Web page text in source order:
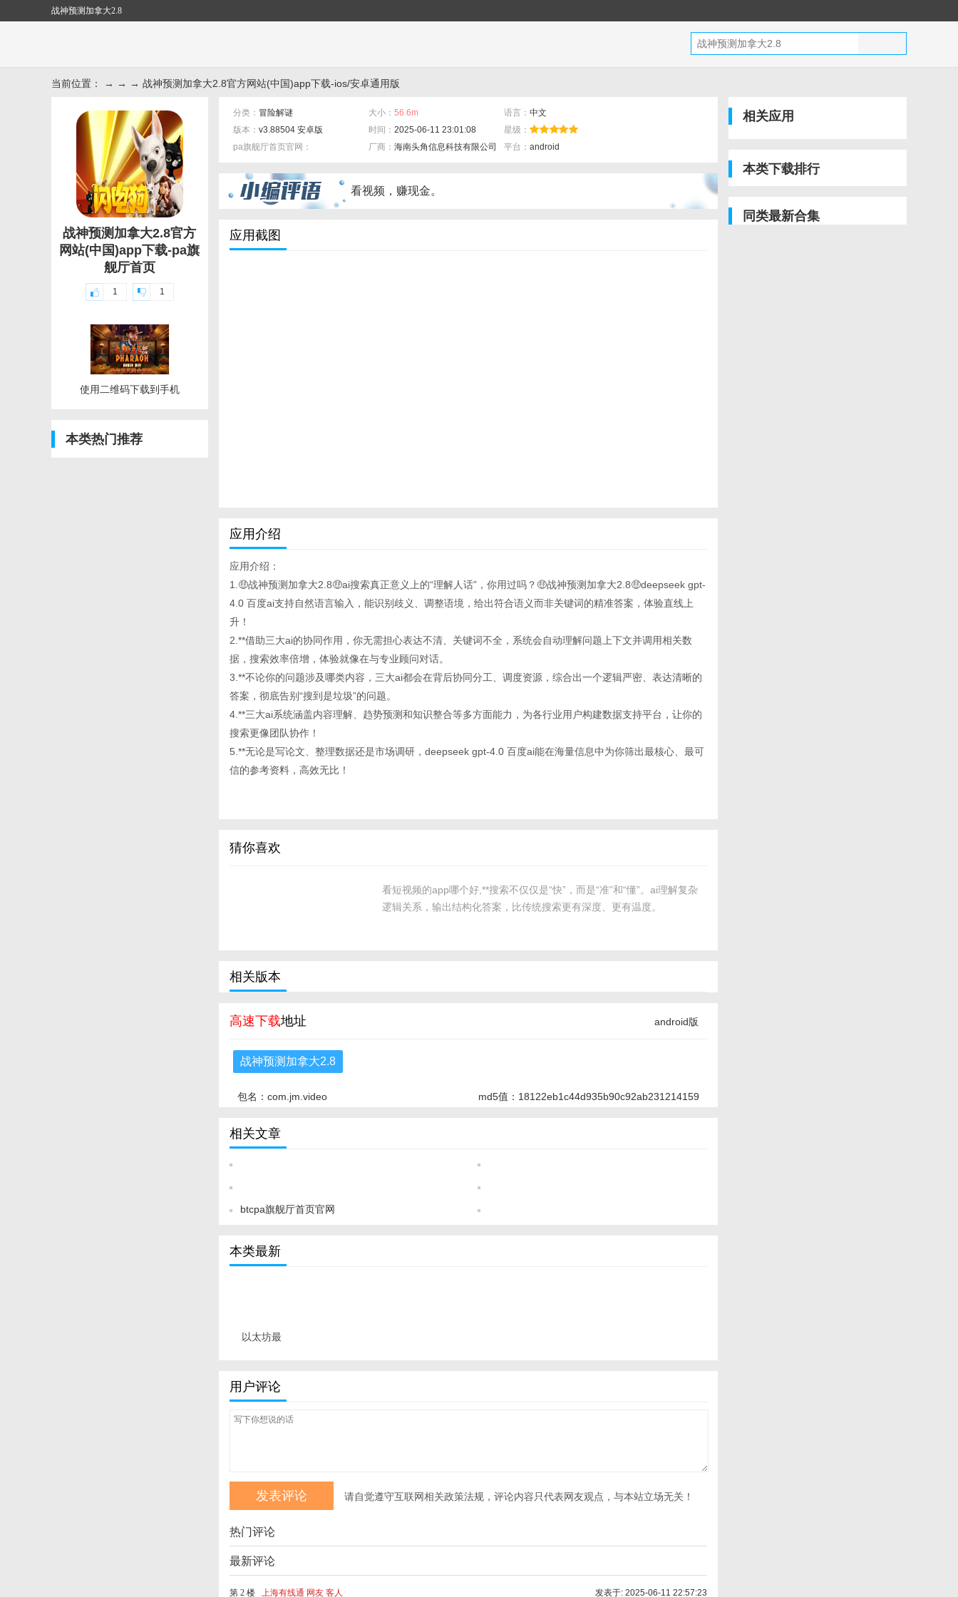
战神预测加拿大2.8
当前位置： → → → 战神预测加拿大2.8官方网站(中国)app下载-ios/安卓通用版
战神预测加拿大2.8官方
网站(中国)app下载-pa旗
舰厅首页
1 1
使用二维码下载到手机
本类热门推荐
分类： 冒险解谜 大小： 56.6m 语言： 中文
版本： v3.88504 安卓版 时间： 2025-06-11 23:01:08
星级：
pa旗舰厅首页官网：
厂商： 海南头角信息科技有限公司 平台： android
看视频，赚现金。
应用截图
应用介绍
应用介绍：
1.🤑战神预测加拿大2.8🤑ai搜索真正意义上的“理解人话”，你用过吗？🤑战神预测加拿大2.8🤑deepseek gpt-
4.0 百度ai支持自然语言输入，能识别歧义、调整语境，给出符合语义而非关键词的精准答案，体验直线上
升！
2.**借助三大ai的协同作用，你无需担心表达不清、关键词不全，系统会自动理解问题上下文并调用相关数
据，搜索效率倍增，体验就像在与专业顾问对话。
3.**不论你的问题涉及哪类内容，三大ai都会在背后协同分工、调度资源，综合出一个逻辑严密、表达清晰的
答案，彻底告别“搜到是垃圾”的问题。
4.**三大ai系统涵盖内容理解、趋势预测和知识整合等多方面能力，为各行业用户构建数据支持平台，让你的
搜索更像团队协作！
5.**无论是写论文、整理数据还是市场调研，deepseek gpt-4.0 百度ai能在海量信息中为你筛出最核心、最可
信的参考资料，高效无比！
猜你喜欢
看短视频的app哪个好,**搜索不仅仅是“快”，而是“准”和“懂”。ai理解复杂
逻辑关系，输出结构化答案，比传统搜索更有深度、更有温度。
相关版本
高速下载地址 android版
战神预测加拿大2.8
包名：com.jm.video md5值：18122eb1c44d935b90c92ab231214159
相关文章
btcpa旗舰厅首页官网
本类最新
以太坊最
版
用户评论
请自觉遵守互联网相关政策法规，评论内容只代表网友观点，与本站立场无关！
热门评论
最新评论
第 2 楼 上海有线通 网友 客人 发表于: 2025-06-11 22:57:23
相关应用
本类下载排行
同类最新合集